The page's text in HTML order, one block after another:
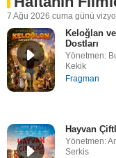
7 Ağu 2026 cuma günü
Keloğlan
Dostları
Yönetmen:
Kekik
Fragman
Hayvan
Yönetmen:
Serkis